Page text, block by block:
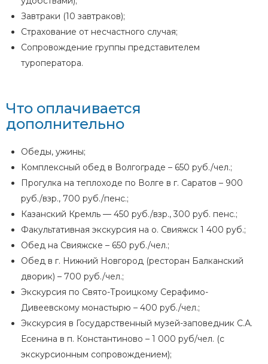
Завтраки (10 завтраков);
Страхование от несчастного случая;
Сопровождение группы представителем
туроператора.
Что оплачивается
дополнительно
Обеды, ужины;
Комплексный обед в Волгограде – 650 руб./чел.;
Прогулка на теплоходе по Волге в г. Саратов – 900
руб./взр., 700 руб./пенс.;
Казанский Кремль — 450 руб./взр., 300 руб. пенс.;
Факультативная экскурсия на о. Свияжск 1 400 руб.;
Обед на Свияжске – 650 руб./чел.;
Обед в г. Нижний Новгород (ресторан Балканский
дворик) – 700 руб./чел.;
Экскурсия по Свято-Троицкому Серафимо-
Дивеевскому монастырю – 400 руб./чел.;
Экскурсия в Государственный музей-заповедник С.А.
Есенина в п. Константиново – 1 000 руб/чел. (с
экскурсионным сопровождением);